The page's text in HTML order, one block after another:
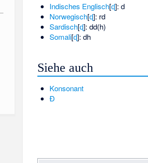
Indisches Englisch​[⁠ɖ⁠]​: d
Norwegisch​[⁠ɖ⁠]​: rd
Sardisch​[⁠ɖ⁠]​: dd(h)
Somali​[⁠ɖ⁠]​: dh
Siehe auch
Konsonant
Ð